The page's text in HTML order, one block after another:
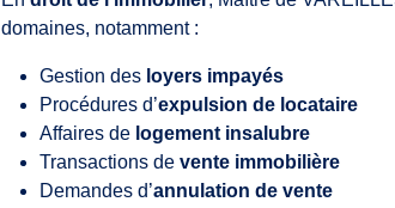
domaines, notamment :
Gestion des loyers impayés
Procédures d’expulsion de locataire
Affaires de logement insalubre
Transactions de vente immobilière
Demandes d’annulation de vente